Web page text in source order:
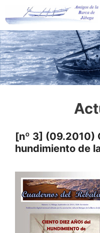
al
contenido
[nº 3] (09.2010)
hundimiento de